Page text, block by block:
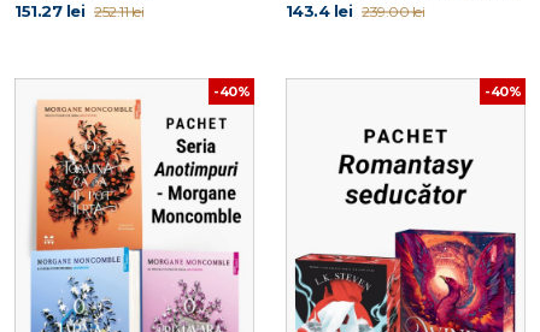
151.27 lei 252.11 lei 143.4 lei 239.00 lei
-40% -40%